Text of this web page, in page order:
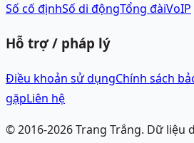
Số cố địnhSố di độngTổng đàiVoIP
Hỗ trợ / pháp lý
Điều khoản sử dụngChính sách
gặpLiên hệ
© 2016-2026Trang Trắng. Dữ liệu